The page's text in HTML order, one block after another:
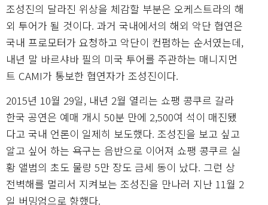
조성진의 달라진 위상을 체감할 부분은 오케스트라의 해
외 투어가 될 것이다. 과거 국내에서의 해외 악단 협연은
국내 프로모터가 요청하고 악단이 컨펌하는 순서였는데,
내년 말 바르샤바 필의 미국 투어를 주관하는 매니지먼
트 CAMI가 통보한 협연자가 조성진이다.
2015년 10월 29일, 내년 2월 열리는 쇼팽 콩쿠르 갈라
한국 공연은 예매 개시 50분 만에 2,500여 석이 매진됐
다고 국내 언론이 일제히 보도했다. 조성진을 보고 싶고
알고 싶어 하는 욕구는 음반으로 이어져 쇼팽 콩쿠르 실
황 앨범의 초도 물량 5만 장도 금세 동이 났다. 그런 상
전벽해를 멀리서 지켜보는 조성진을 만나러 지난 11월 2
일 버밍엄으로 향했다.